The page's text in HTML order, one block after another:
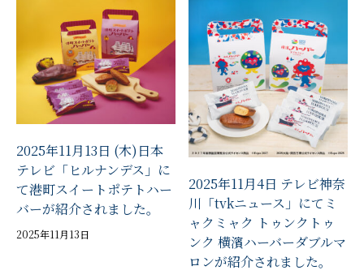
2025年11月13日 (木)日本
テレビ「ヒルナンデス」に
て港町スイートポテトハー
バーが紹介されました。
2025年11月13日
2025年11月4日 テレビ神奈
川「tvkニュース」にてミ
ャクミャク トゥンクトゥ
ンク 横濱ハーバーダブルマ
ロンが紹介されました。